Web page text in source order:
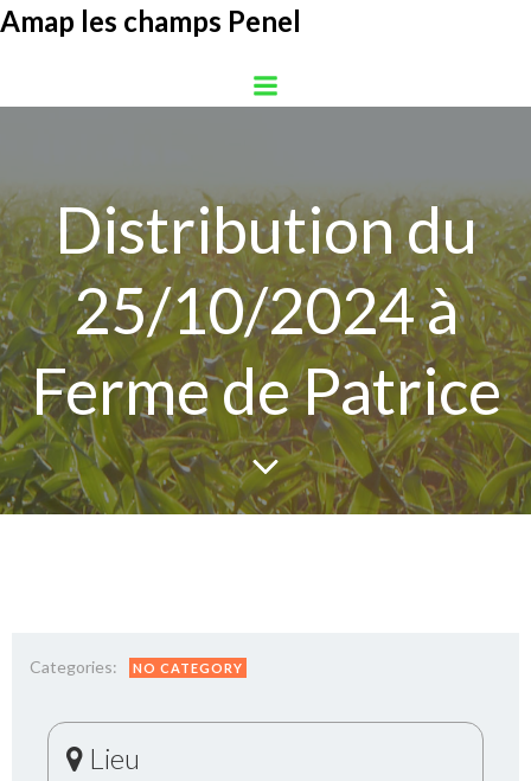
Aller
Amap les champs Penel
Distribution du
25/10/2024 à
Ferme de Patrice
Categories: NO CATEGORY
Lieu